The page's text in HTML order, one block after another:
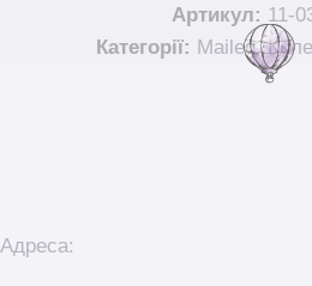
Артикул: 11-
Категорії: Maileg,
Адреса: